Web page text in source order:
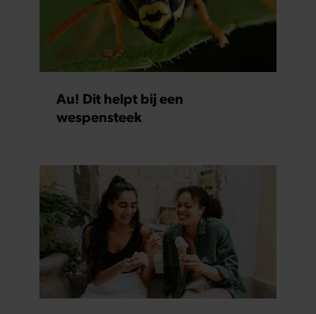
Au! Dit helpt bij een
wespensteek